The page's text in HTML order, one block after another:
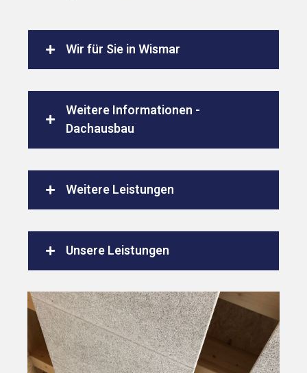
Wir für Sie in Wismar
Weitere Informationen -
Dachausbau
Weitere Leistungen
Unsere Leistungen